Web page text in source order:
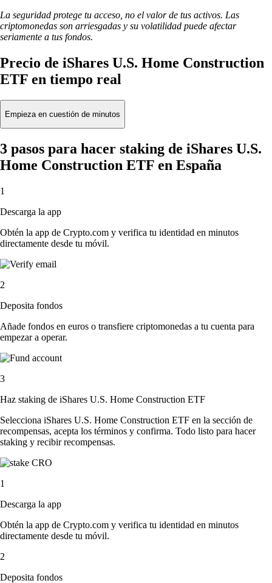
La seguridad protege tu acceso, no el valor de tus activos. Las
criptomonedas son arriesgadas y su volatilidad puede afectar
seriamente a tus fondos.
Precio de iShares U.S. Home Construction
ETF en tiempo real
Empieza en cuestión de minutos
3 pasos para hacer staking de iShares U.S.
Home Construction ETF en España
1
Descarga la app
Obtén la app de Crypto.com y verifica tu identidad en minutos
directamente desde tu móvil.
2
Deposita fondos
Añade fondos en euros o transfiere criptomonedas a tu cuenta para
empezar a operar.
3
Haz staking de iShares U.S. Home Construction ETF
Selecciona iShares U.S. Home Construction ETF en la sección de
recompensas, acepta los términos y confirma. Todo listo para hacer
staking y recibir recompensas.
1
Descarga la app
Obtén la app de Crypto.com y verifica tu identidad en minutos
directamente desde tu móvil.
2
Deposita fondos